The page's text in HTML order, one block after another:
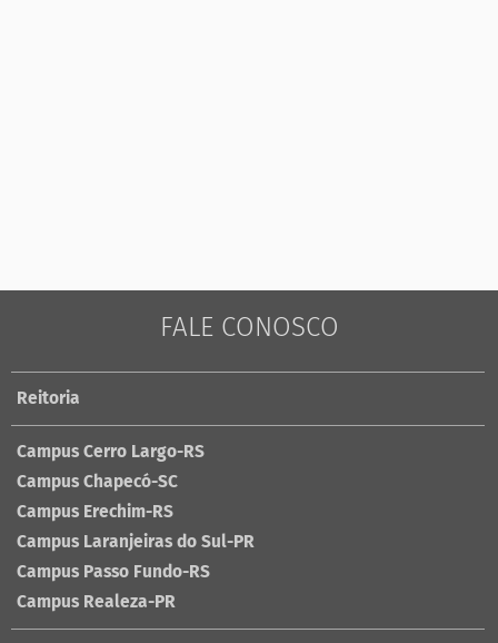
FALE CONOSCO
Reitoria
Campus Cerro Largo-RS
Campus Chapecó-SC
Campus Erechim-RS
Campus Laranjeiras do Sul-PR
Campus Passo Fundo-RS
Campus Realeza-PR